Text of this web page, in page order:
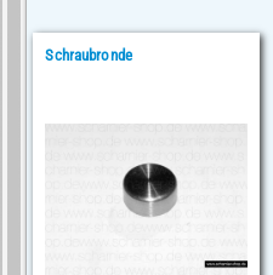
Schraubronde